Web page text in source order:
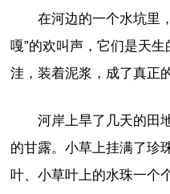
在河边的一个水坑里
嘎”的欢叫声，它们是天
洼，装着泥浆，成了真正的
河岸上旱了几天的田
的甘露。小草上挂满了珍
叶、小草叶上的水珠一个